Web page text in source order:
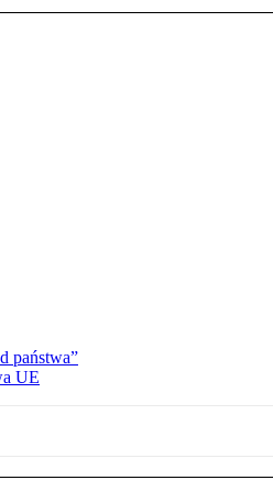
państwa”
UE